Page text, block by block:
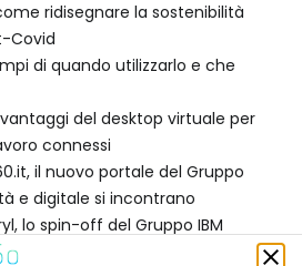
ridisegnare la sostenibilità
Covid
di quando utilizzarlo e che
del desktop virtuale per
connessi
il nuovo portale del Gruppo
e digitale si incontrano
lo spin-off del Gruppo IBM
la trasformazione digitale